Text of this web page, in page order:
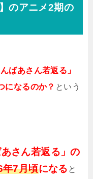
のアニメ2期の
ばあさん若返る」
になるのか？ という
あさん若返る」の
年7月頃になる と